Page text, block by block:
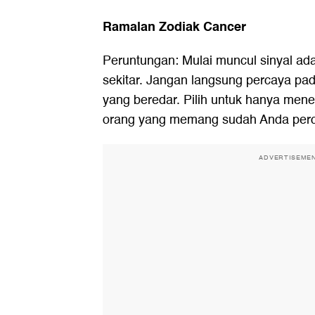
Ramalan Zodiak Cancer
Peruntungan: Mulai muncul sinyal
sekitar. Jangan langsung percaya
yang beredar. Pilih untuk hanya
orang yang memang sudah Anda